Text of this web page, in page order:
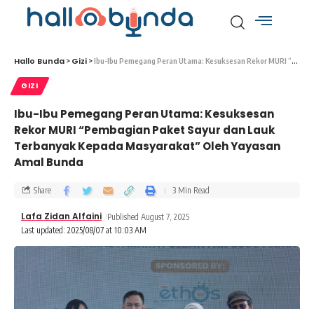
Hallo Bunda > Gizi >Ibu-Ibu Pemegang Peran Utama: Kesuksesan Rekor MURI “Pembagian Paket Sayur dan Lauk Terbanyak Kepada Masyarakat” Oleh Yayasan Amal Bunda
GIZI
Ibu-Ibu Pemegang Peran Utama: Kesuksesan
Rekor MURI “Pembagian Paket Sayur dan Lauk
Terbanyak Kepada Masyarakat” Oleh Yayasan
Amal Bunda
Last updated: 2025/08/07 at 10:03 AM
Lafa Zidan Alfaini Published August 7, 2025
Share 3 Min Read